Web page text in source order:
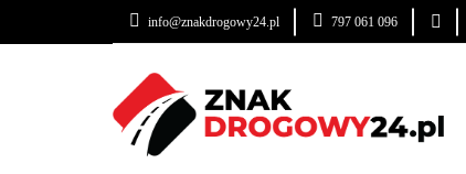
info@znakdrogowy24.pl 797 061 096
ZNAKI DROGOWE